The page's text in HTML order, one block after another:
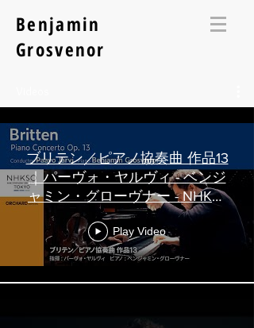
Benjamin
Grosvenor
ブリテン／ピアノ協奏曲 作品13
｜パーヴォ・ヤルヴィ - ベンジ
ャミン・グローヴナー - NHK交
響楽団
Play Video